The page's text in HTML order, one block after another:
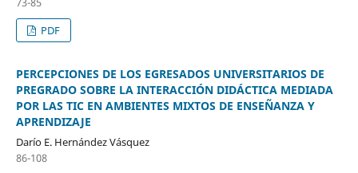
PDF
PERCEPCIONES DE LOS EGRESADOS UNIVERSITARIOS DE
PREGRADO SOBRE LA INTERACCIÓN DIDÁCTICA MEDIADA
POR LAS TIC EN AMBIENTES MIXTOS DE ENSEÑANZA Y
APRENDIZAJE
Darío E. Hernández Vásquez
86-108